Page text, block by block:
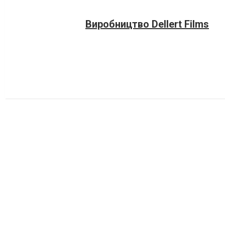
Виробництво Dellert Films